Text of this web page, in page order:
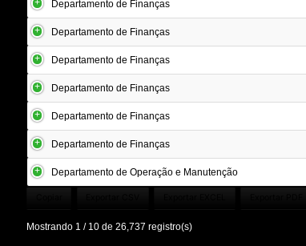
Departamento de Finanças
Departamento de Finanças
Departamento de Finanças
Departamento de Finanças
Departamento de Finanças
Departamento de Finanças
Departamento de Operação e Manutenção
Mostrando 1 / 10 de 26,737 registro(s)